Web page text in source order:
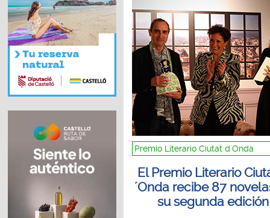
Premio Literario Ciutat d´Onda
El Premio Literario
´Onda recibe 87
su segunda edición